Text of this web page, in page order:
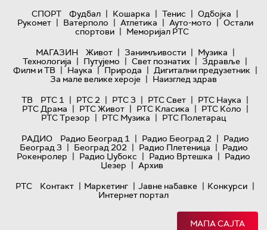
СПОРТ
Фудбал | Кошарка | Тенис | Одбојка |
Рукомет | Ватерполо | Атлетика | Ауто-мото | Остали
спортови | Меморијал РТС
МАГАЗИН
Живот | Занимљивости | Музика |
Технологијa | Путујемо | Свет познатих | Здравље |
Филм и ТВ | Наука | Природа | Дигитални предузетник |
За мале велике хероје | Наизглед здрав
ТВ
РТС 1 | РТС 2 | РТС 3 | РТС Свет | РТС Наука |
РТС Драма | РТС Живот | РТС Класика | РТС Коло |
РТС Трезор | РТС Музика | РТС Полетарац
РАДИО
Радио Београд 1 | Радио Београд 2 | Радио
Београд 3 | Београд 202 | Радио Плетеница | Радио
Рокенролер | Радио Џубокс | Радио Вртешка | Радио
Џезер | Архив
РТС
Контакт | Маркетинг | Јавне набавке | Конкурси |
Интернет портал
МАПА САЈТА